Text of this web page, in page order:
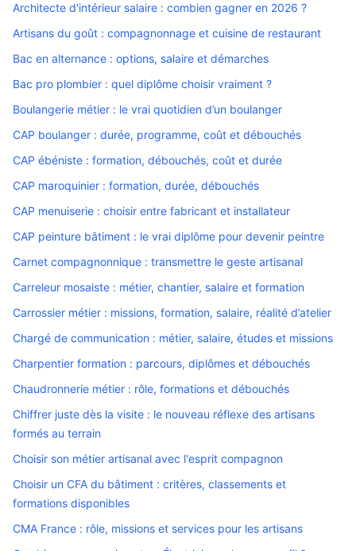
Architecte d'intérieur salaire : combien gagner en 2026 ?
Artisans du goût : compagnonnage et cuisine de restaurant
Bac en alternance : options, salaire et démarches
Bac pro plombier : quel diplôme choisir vraiment ?
Boulangerie métier : le vrai quotidien d’un boulanger
CAP boulanger : durée, programme, coût et débouchés
CAP ébéniste : formation, débouchés, coût et durée
CAP maroquinier : formation, durée, débouchés
CAP menuiserie : choisir entre fabricant et installateur
CAP peinture bâtiment : le vrai diplôme pour devenir peintre
Carnet compagnonnique : transmettre le geste artisanal
Carreleur mosaiste : métier, chantier, salaire et formation
Carrossier métier : missions, formation, salaire, réalité d’atelier
Chargé de communication : métier, salaire, études et missions
Charpentier formation : parcours, diplômes et débouchés
Chaudronnerie métier : rôle, formations et débouchés
Chiffrer juste dès la visite : le nouveau réflexe des artisans
formés au terrain
Choisir son métier artisanal avec l'esprit compagnon
Choisir un CFA du bâtiment : critères, classements et
formations disponibles
CMA France : rôle, missions et services pour les artisans